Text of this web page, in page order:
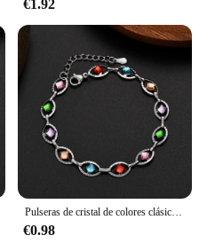
€1.92
Pulseras de cristal de colores clásicos para hombres y mujeres, oro de 18K, plata esterlina, joyería de fiesta de boda, regalos de Navidad, 18 + 5cm, nuevo y popular
€0.98